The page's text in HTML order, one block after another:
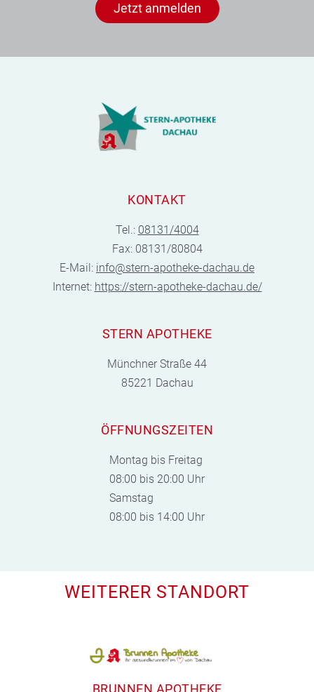
Jetzt anmelden
KONTAKT
Tel.: 08131/4004
Fax: 08131/80804
E-Mail: info@stern-apotheke-dachau.de
Internet: https://stern-apotheke-dachau.de/
STERN APOTHEKE
Münchner Straße 44
85221 Dachau
ÖFFNUNGSZEITEN
Montag bis Freitag
08:00 bis 20:00 Uhr
Samstag
08:00 bis 14:00 Uhr
WEITERER STANDORT
BRUNNEN APOTHEKE